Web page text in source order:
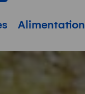
Alimentation